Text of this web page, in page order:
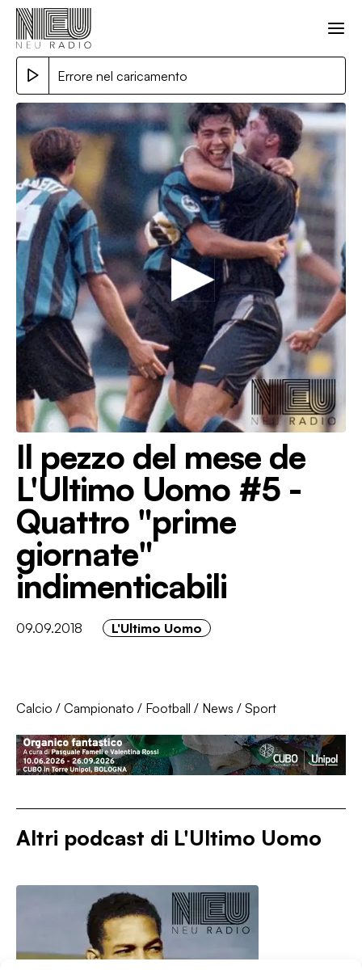
Errore nel caricamento
Il pezzo del mese de
L'Ultimo Uomo #5 -
Quattro "prime
giornate"
indimenticabili
09.09.2018 L'Ultimo Uomo
Calcio / Campionato / Football / News / Sport
Altri podcast di L'Ultimo Uomo